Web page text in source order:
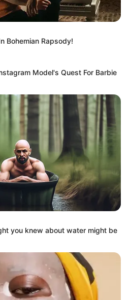
Bohemian Rapsody!
Model's Quest For Barbie
you knew about water might be